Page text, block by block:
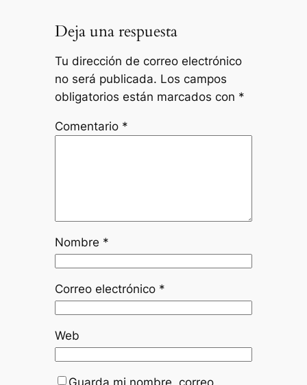
Deja una respuesta
Tu dirección de correo electrónico
no será publicada. Los campos
obligatorios están marcados con *
Comentario *
Nombre *
Correo electrónico *
Web
Guarda mi nombre, correo